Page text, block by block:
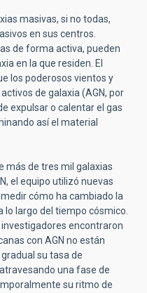
masivas, si no todas,
en sus centros.
de forma activa, pueden
en la que residen. El
los poderosos vientos y
de galaxia (AGN, por
expulsar o calentar el gas
así el material
más de tres mil galaxias
el equipo utilizó nuevas
cómo ha cambiado la
lo largo del tiempo cósmico.
encontraron
con AGN no están
su tasa de
una fase de
su ritmo de